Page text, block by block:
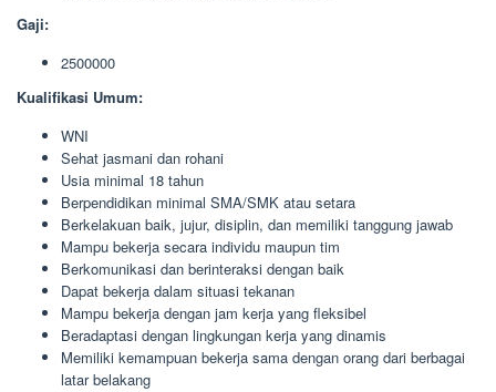
Gaji:
2500000
Kualifikasi Umum:
WNI
Sehat jasmani dan rohani
Usia minimal 18 tahun
Berpendidikan minimal SMA/SMK atau setara
Berkelakuan baik, jujur, disiplin, dan memiliki tanggung jawab
Mampu bekerja secara individu maupun tim
Berkomunikasi dan berinteraksi dengan baik
Dapat bekerja dalam situasi tekanan
Mampu bekerja dengan jam kerja yang fleksibel
Beradaptasi dengan lingkungan kerja yang dinamis
Memiliki kemampuan bekerja sama dengan orang dari berbagai
latar belakang